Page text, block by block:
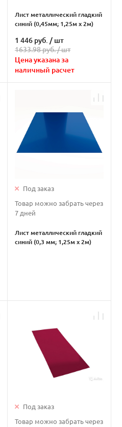
Лист металлический гладкий
синий (0,45мм; 1,25м х 2м)
1 446 руб. / шт
1633.98 руб. /шт
Цена указана за
наличный расчет
Под заказ
Товар можно забрать через
7 дней
Лист металлический гладкий
синий (0,3 мм; 1,25м х 2м)
Под заказ
Товар можно забрать через